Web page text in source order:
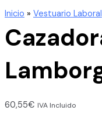
Inicio » Vestuario Laboral
60,55€ IVA Incluido